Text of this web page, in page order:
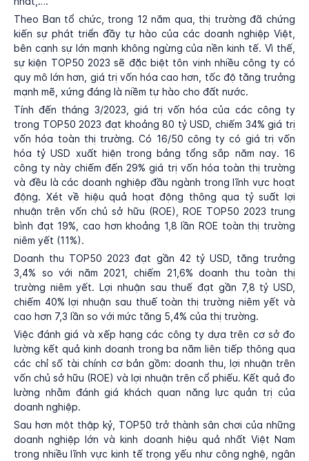
Theo Ban tổ chức, trong 12 năm qua, thị trường đã chứng
kiến sự phát triển đầy tự hào của các doanh nghiệp Việt,
bên cạnh sự lớn mạnh không ngừng của nền kinh tế. Vì thế,
sự kiện TOP50 2023 sẽ đặc biệt tôn vinh nhiều công ty có
quy mô lớn hơn, giá trị vốn hóa cao hơn, tốc độ tăng trưởng
mạnh mẽ, xứng đáng là niềm tự hào cho đất nước.
Tính đến tháng 3/2023, giá trị vốn hóa của các công ty
trong TOP50 2023 đạt khoảng 80 tỷ USD, chiếm 34% giá trị
vốn hóa toàn thị trường. Có 16/50 công ty có giá trị vốn
hóa tỷ USD xuất hiện trong bảng tổng sắp năm nay. 16
công ty này chiếm đến 29% giá trị vốn hóa toàn thị trường
và đều là các doanh nghiệp đầu ngành trong lĩnh vực hoạt
động. Xét về hiệu quả hoạt động thông qua tỷ suất lợi
nhuận trên vốn chủ sở hữu (ROE), ROE TOP50 2023 trung
bình đạt 19%, cao hơn khoảng 1,8 lần ROE toàn thị trường
niêm yết (11%).
Doanh thu TOP50 2023 đạt gần 42 tỷ USD, tăng trưởng
3,4% so với năm 2021, chiếm 21,6% doanh thu toàn thị
trường niêm yết. Lợi nhuận sau thuế đạt gần 7,8 tỷ USD,
chiếm 40% lợi nhuận sau thuế toàn thị trường niêm yết và
cao hơn 7,3 lần so với mức tăng 5,4% của thị trường.
Việc đánh giá và xếp hạng các công ty dựa trên cơ sở đo
lường kết quả kinh doanh trong ba năm liên tiếp thông qua
các chỉ số tài chính cơ bản gồm: doanh thu, lợi nhuận trên
vốn chủ sở hữu (ROE) và lợi nhuận trên cổ phiếu. Kết quả đo
lường nhằm đánh giá khách quan năng lực quản trị của
doanh nghiệp.
Sau hơn một thập kỷ, TOP50 trở thành sân chơi của những
doanh nghiệp lớn và kinh doanh hiệu quả nhất Việt Nam
trong nhiều lĩnh vực kinh tế trọng yếu như công nghệ, ngân